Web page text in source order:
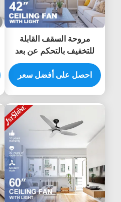
مروحة السقف القابلة
للتخفيف بالتحكم عن بعد
غرفة المعيشة ذات السقف
المنخفض
احصل على أفضل سعر